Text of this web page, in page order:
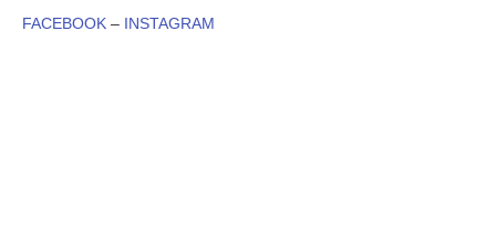
FACEBOOK – INSTAGRAM